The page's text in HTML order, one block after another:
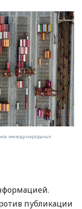
международных
публикации